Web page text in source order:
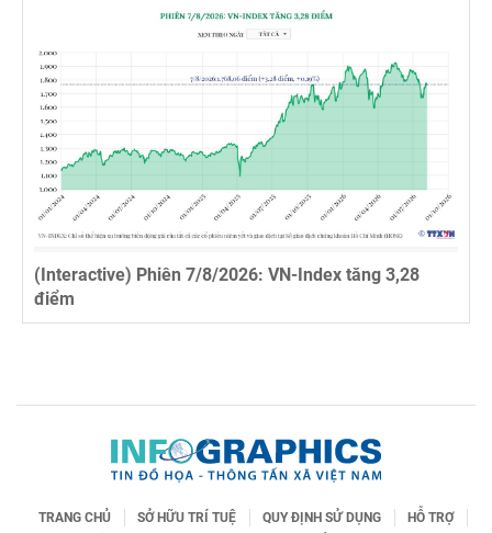
Phiên 7/8/2026: VN-Index tăng 3,28
TRANG CHỦ SỞ HỮU TRÍ TUỆ QUY ĐỊNH SỬ DỤNG HỖ TRỢ